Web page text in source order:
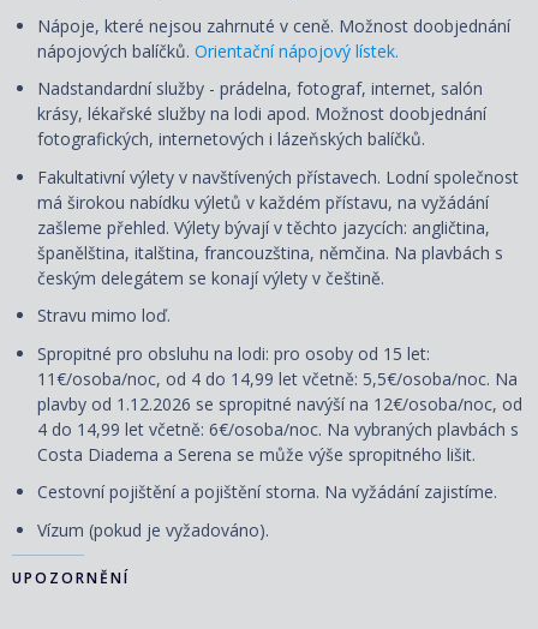
Nápoje, které nejsou zahrnuté v ceně. Možnost doobjednání
nápojových balíčků. Orientační nápojový lístek.
Nadstandardní služby - prádelna, fotograf, internet, salón
krásy, lékařské služby na lodi apod. Možnost doobjednání
fotografických, internetových i lázeňských balíčků.
Fakultativní výlety v navštívených přístavech. Lodní společnost
má širokou nabídku výletů v každém přístavu, na vyžádání
zašleme přehled. Výlety bývají v těchto jazycích: angličtina,
španělština, italština, francouzština, němčina. Na plavbách s
českým delegátem se konají výlety v češtině.
Stravu mimo loď.
Spropitné pro obsluhu na lodi: pro osoby od 15 let:
11€/osoba/noc, od 4 do 14,99 let včetně: 5,5€/osoba/noc. Na
plavby od 1.12.2026 se spropitné navýší na 12€/osoba/noc, od
4 do 14,99 let včetně: 6€/osoba/noc. Na vybraných plavbách s
Costa Diadema a Serena se může výše spropitného lišit.
Cestovní pojištění a pojištění storna. Na vyžádání zajistíme.
Vízum (pokud je vyžadováno).
UPOZORNĚNÍ